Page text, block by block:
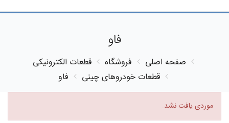
فاو
صفحه اصلی فروشگاه
قطعات الکترونیکی
قطعات خودروهای چینی
فاو
موردی یافت نشد.